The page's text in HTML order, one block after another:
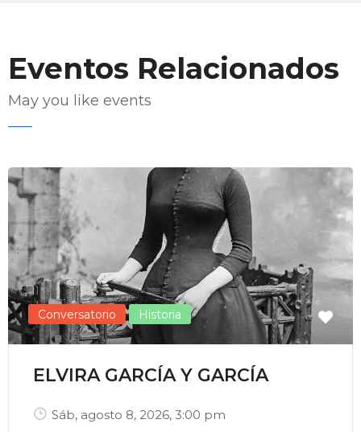
Enviar Correo
Eventos Relacionados
May you like events
Conversatorio Historia
ELVIRA GARCÍA Y GARCÍA
Sáb, agosto 8, 2026, 3:00 pm